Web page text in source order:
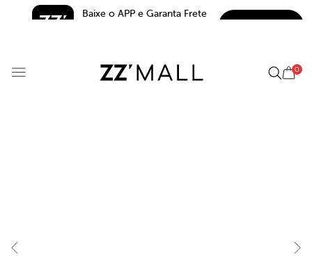
Baixe o APP e Garanta Frete
0